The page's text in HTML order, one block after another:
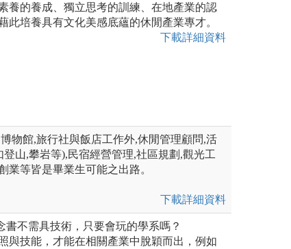
養的養成、獨立思考的訓練、在地產業的認
此培養具有文化美感底蘊的休閒產業專才。
下載詳細資料
物館,旅行社與飯店工作外,休閒管理顧問,活
山,攀岩等),民宿經營管理,社區規劃,觀光工
業等皆是畢業生可能之出路。
下載詳細資料
書不需具技術，只要會玩的學系嗎？
與技能，才能在相關產業中脫穎而出，例如